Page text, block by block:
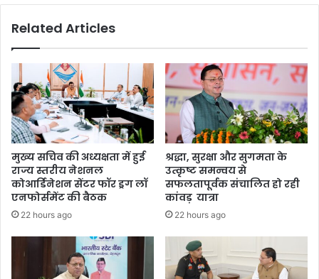
क
ला
ब
ना
दे
श
का
प
ह
रा
ज्य
र
ज
मा
न
त
Related Articles
मुख्य सचिव की अध्यक्षता में हुई
राज्य स्तरीय नेशनल
कोआर्डिनेशन सेंटर फॉर ड्रग लॉ
एनफोर्समेंट की बैठक
22 hours ago
श्रद्धा, सुरक्षा और सुगमता के
उत्कृष्ट समन्वय से
सफलतापूर्वक संचालित हो रही
कांवड़ यात्रा
22 hours ago